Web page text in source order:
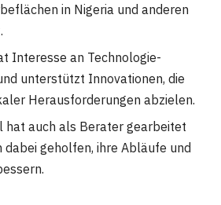
in Nigeria und anderen
Interesse an Technologie-
unterstützt Innovationen, die
Herausforderungen abzielen.
hat auch als Berater gearbeitet
dabei geholfen, ihre Abläufe und